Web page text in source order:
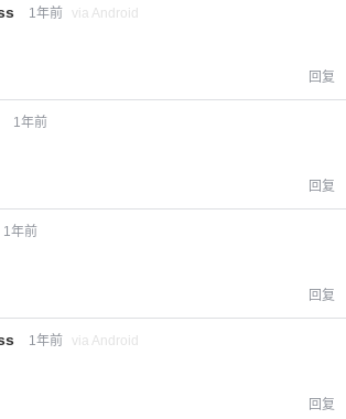
1年前 via Android
回复
1年前
回复
1年前
回复
1年前 via Android
回复